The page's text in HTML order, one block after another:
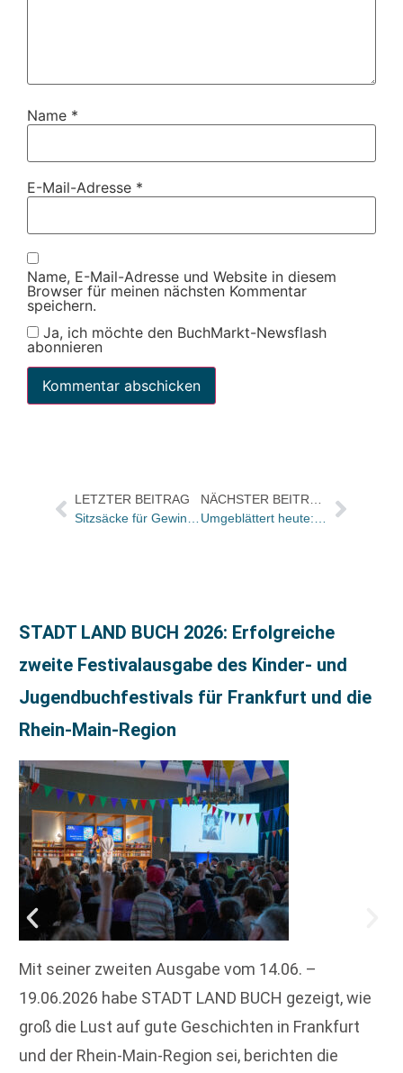
Name *
E-Mail-Adresse *
Name, E-Mail-Adresse und Website in diesem
Browser für meinen nächsten Kommentar
speichern.
Ja, ich möchte den BuchMarkt-Newsflash
abonnieren
LETZTER BEITRAG
STADT LAND BUCH 2026: Erfolgreiche
zweite Festivalausgabe des Kinder- und
Jugendbuchfestivals für Frankfurt und die
Rhein-Main-Region
Mit seiner zweiten Ausgabe vom 14.06. –
19.06.2026 habe STADT LAND BUCH gezeigt, wie
groß die Lust auf gute Geschichten in Frankfurt
und der Rhein-Main-Region sei, berichten die